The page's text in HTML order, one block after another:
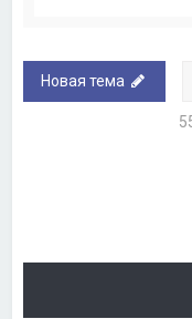
Новая тема